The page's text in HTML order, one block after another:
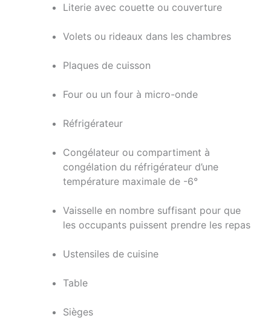
Literie avec couette ou couverture
Volets ou rideaux dans les chambres
Plaques de cuisson
Four ou un four à micro-onde
Réfrigérateur
Congélateur ou compartiment à
congélation du réfrigérateur d’une
température maximale de -6°
Vaisselle en nombre suffisant pour que
les occupants puissent prendre les repas
Ustensiles de cuisine
Table
Sièges